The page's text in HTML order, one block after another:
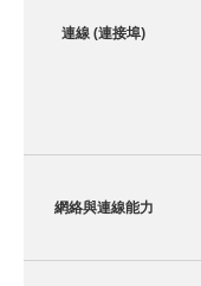
連線 (連接埠)
網絡與連線能力